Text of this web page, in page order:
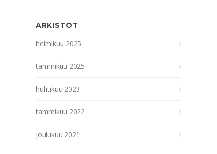
ARKISTOT
helmikuu 2025
tammikuu 2025
huhtikuu 2023
tammikuu 2022
joulukuu 2021